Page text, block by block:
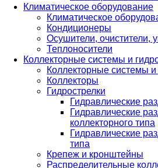
Климатическое оборудование
Климатическое
Кондиционеры
Осушители, очистители,
Теплоносители
Коллекторные системы и
Коллекторные системы и
Коллекторы
Гидрострелки
Гидравлические
Гидравлические
коллекторного типа
Гидравлические
типа
Крепеж и кронштейны
Распределительные